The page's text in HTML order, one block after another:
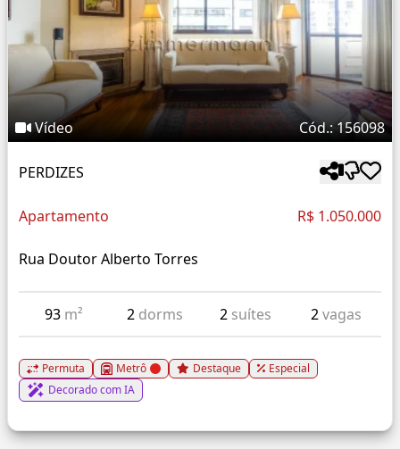
Vídeo Cód.: 156098
PERDIZES
Apartamento R$ 1.050.000
Rua Doutor Alberto Torres
93 m² 2 dorms 2 suítes 2vagas
Permuta Metrô Destaque
Especial
Decorado com IA